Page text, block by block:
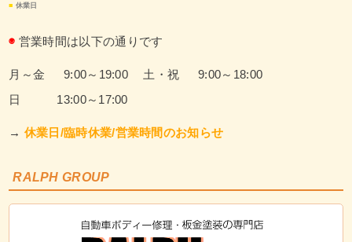
■ 休業日
◉ 営業時間は以下の通りです
月～金 9:00～19:00
土・祝 9:00～18:00
日 13:00～17:00
→ 休業日/臨時休業/営業時間のお知らせ
RALPH GROUP